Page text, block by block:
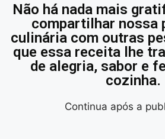
Não há nada mais
compartilhar nossa
culinária com outras
que essa receita lhe
de alegria, sabor e
cozinha.
Continua após a